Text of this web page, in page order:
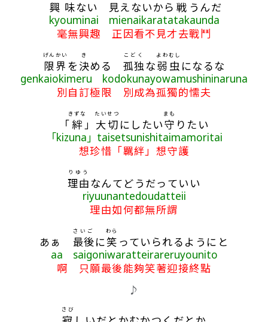
興 味ない 見えないから 戦 うんだ
kyouminai mienaikaratatakaunda
毫無興趣 正因看不見才去戰鬥
限界
げんかい
を 決
き
める 孤独
こどく
な弱
よわ
虫
むし
になるな
genkaiokimeru kodokunayowamushininaruna
別自訂極限 別成為孤獨的懦夫
「絆
きずな
」 大切
たいせつ
にしたい守
まも
りたい
「kizuna」taisetsunishitaimamoritai
想珍惜「羈絆」想守護
理由
りゆう
なんてどうだっていい
riyuunantedoudatteii
理由如何都無所謂
あぁ 最後
さいご
に笑
わら
っていられるようにと
aa saigoniwaratteirareruyounito
啊 只願最後能夠笑著迎接終點
♪
さび